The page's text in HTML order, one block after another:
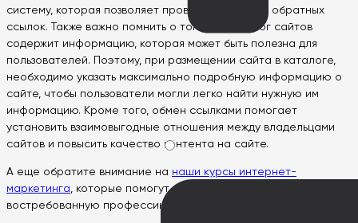
систему, которая позволяет проверять наличие обратных
ссылок. Также важно помнить о том, что каталог сайтов
содержит информацию, которая может быть полезна для
пользователей. Поэтому, при размещении сайта в каталоге,
необходимо указать максимально подробную информацию о
сайте, чтобы пользователи могли легко найти нужную им
информацию. Кроме того, обмен ссылками помогает
установить взаимовыгодные отношения между владельцами
сайтов и повысить качество контента на сайте.
А еще обратите внимание на наши курсы интернет-
маркетинга , которые помогут вам освоить новую
востребованную профессию.